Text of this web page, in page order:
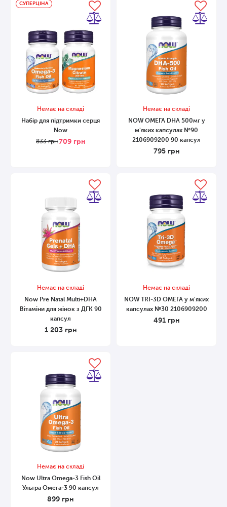
СУПЕРЦІНА
Немає на складі
Набір для підтримки серця
Now
833грн 709 грн
Немає на складі
NOW ОМЕГА DHA 500мг у
м'яких капсулах №90
2106909200 90 капсул
795 грн
Немає на складі
Now Pre Natal Multi+DHA
Вітаміни для жінок з ДГК 90
капсул
1 203 грн
Немає на складі
NOW TRI-3D ОМЕГА у м'яких
капсулах №30 2106909200
491 грн
Немає на складі
Now Ultra Оmega-3 Fish Oil
Ультра Омега-3 90 капсул
899 грн